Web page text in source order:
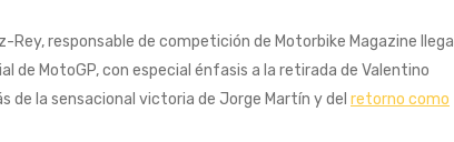
Rey, responsable de competición de Motorbike Magazine llega
de MotoGP, con especial énfasis a la retirada de Valentino
de la sensacional victoria de Jorge Martín y del retorno como